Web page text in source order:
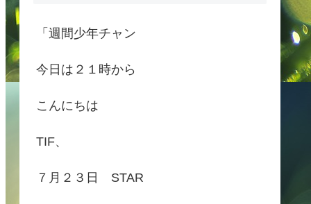
「週間少年チャン
今日は２１時から
こんにちは
TIF、
７月２３日 STAR